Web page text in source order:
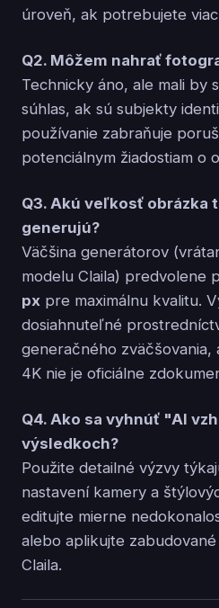
úroveň, ak potrebujete
Q2. Môžem nahrať
Technicky áno, ale mali by
súhlas, ak sú subjekty
používanie zabraňuje
potenciálnym žiadostiam o
Q3. Akú veľkosť obrázka
generujú?
Väčšina generátorov
modelu Claila) predvolene
px pre maximálnu kvalitu.
dosiahnuteľné
generačného
4K nie je oficiálne
Q4. Ako sa vyhnúť "AI
výsledkoch?
Použite detailné výzvy
nastavení kamery a
editujte mierne
alebo aplikujte
Claila.